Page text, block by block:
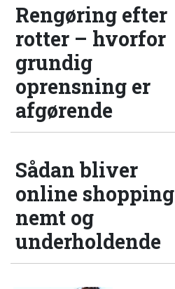
Rengøring efter
rotter – hvorfor
grundig
oprensning er
afgørende
Sådan bliver
online shopping
nemt og
underholdende